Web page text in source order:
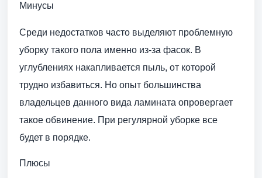
Минусы
Среди недостатков часто выделяют проблемную
уборку такого пола именно из-за фасок. В
углублениях накапливается пыль, от которой
трудно избавиться. Но опыт большинства
владельцев данного вида ламината опровергает
такое обвинение. При регулярной уборке все
будет в порядке.
Плюсы